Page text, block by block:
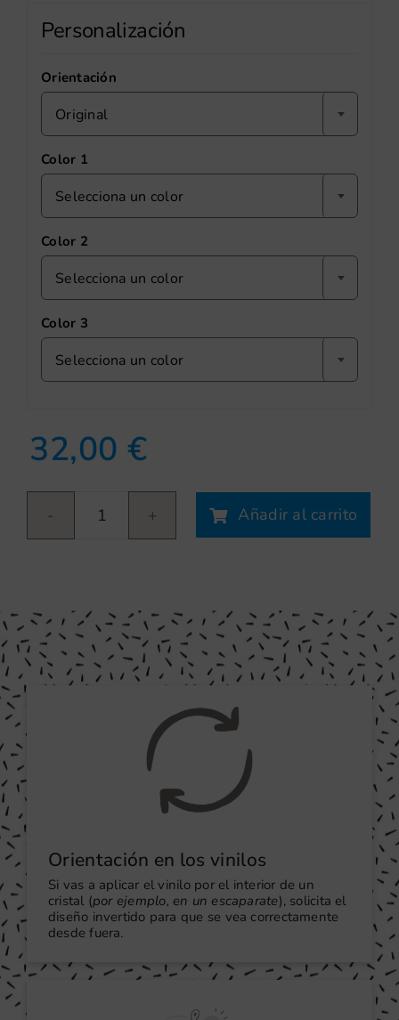
Personalización
Orientación
Original
Color 1
Selecciona un color
Color 2
Selecciona un color
Color 3
Selecciona un color
32,00€
Cargols
cantidad
Añadir al carrito
Orientación en los vinilos
Si vas a aplicar el vinilo por el interior de un
cristal (por ejemplo, en un escaparate), solicita el
diseño invertido para que se vea correctamente
desde fuera.